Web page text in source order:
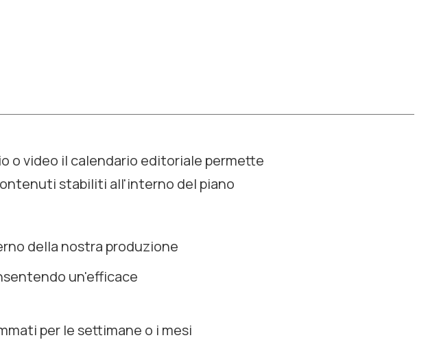
o video il calendario editoriale permette
stabiliti all'interno del piano
della nostra produzione
un'efficace
per le settimane o i mesi